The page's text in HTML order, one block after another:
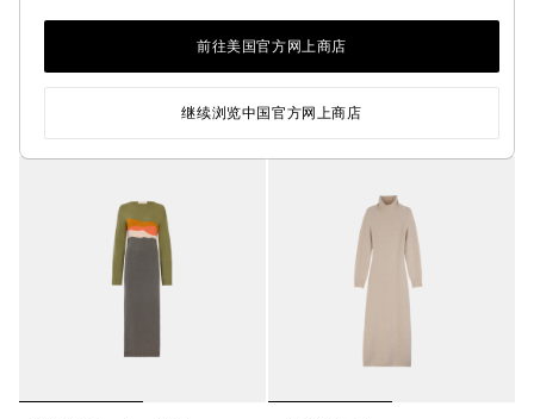
Longchamp
米色 - 针织
¥6,200.00
前往美国官方网上商店
继续浏览中国官方网上商店